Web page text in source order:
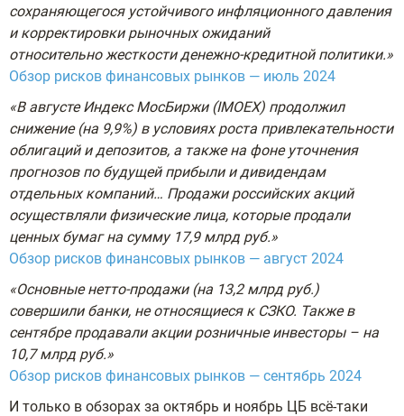
сохраняющегося устойчивого инфляционного давления
и корректировки рыночных ожиданий
относительно жесткости денежно-кредитной политики.»
Обзор рисков финансовых рынков — июль 2024
«В августе Индекс МосБиржи (IMOEX) продолжил
снижение (на 9,9%) в условиях роста привлекательности
облигаций и депозитов, а также на фоне уточнения
прогнозов по будущей прибыли и дивидендам
отдельных компаний… Продажи российских акций
осуществляли физические лица, которыепродали
ценных бумаг на сумму 17,9 млрд руб.»
Обзор рисков финансовых рынков — август 2024
«Основные нетто-продажи (на 13,2 млрд руб.)
совершили банки, не относящиеся к СЗКО. Также в
сентябре продавали акции розничные инвесторы – на
10,7 млрд руб.»
Обзор рисков финансовых рынков — сентябрь 2024
И только в обзорах за октябрь и ноябрь ЦБ всё-таки